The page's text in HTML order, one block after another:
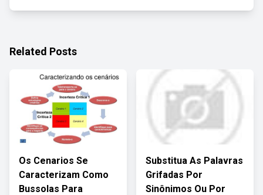
Related Posts
Os Cenarios Se
Caracterizam Como
Bussolas Para
Substitua As Palavras
Grifadas Por
Sinônimos Ou Por